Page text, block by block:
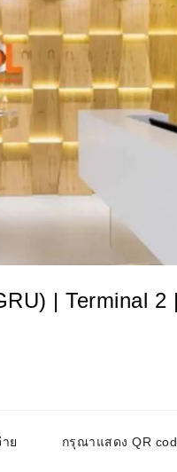
| Terminal
ย กรุณาแสดง QR